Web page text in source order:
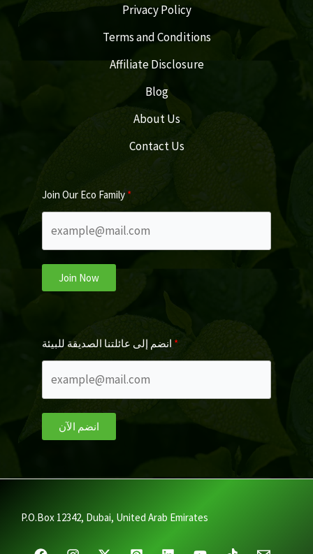
Privacy Policy
Terms and Conditions
Affiliate Disclosure
Blog
About Us
Contact Us
Join Our Eco Family
Join Now
انضم إلى عائلتنا الصديقة للبيئة
انضم الآن
P.O.Box 12342, Dubai, United Arab Emirates